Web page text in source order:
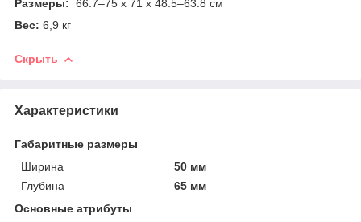
Размеры: 66.7–75 x 71 x 48.5–63.8 см
Вес: 6,9 кг
Скрыть
Характеристики
Габаритные размеры
Ширина
50 мм
Глубина
65 мм
Основные атрибуты